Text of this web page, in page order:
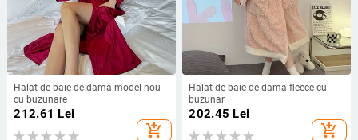
Halat de baie de dama model nou
cu buzunare
212.61 Lei
add_shopping_cart
Halat de baie de dama fleece cu
buzunar
202.45 Lei
add_shopping_cart